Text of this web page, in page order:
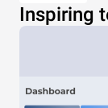
Inspiring